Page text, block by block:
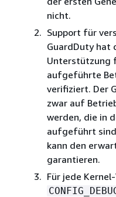
nicht.
Support für
GuardDuty hat
Unterstützung
aufgeführte
verifiziert. Der
zwar auf
werden, die in
aufgeführt
kann den
garantieren.
Für jede